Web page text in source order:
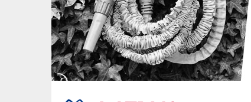
JARDIN
AUTRES RUBRIQUES
DOSSIERS THÉMATIQUE
ÉVÈNEMENTS / REPORTAGES